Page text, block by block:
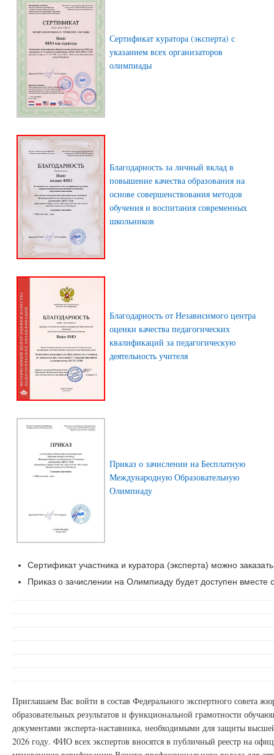
Сертификат куратора (эксперта) с
указанием всех организаторов
олимпиады
Благодарность за личный вклад в
повышение качества образования на
основе совершенствования методов
обучения и воспитания современных
школьников
Благодарность от Независимого центра
оценки качества педагогических
квалификаций за педагогическую
деятельность учителя
Приказ о зачислении на Бесплатную
Международную Образовательную
Олимпиаду
Сертификат участника и куратора (эксперта) можно
Приказ о зачислении на Олимпиаду будет доступен вместе
Приглашаем Вас войти в состав Федерального экспертного совета
образовательных результатов и функциональной грамотности
документами эксперта-наставника, необходимыми для защиты
2026 году. ФИО всех экспертов вносятся в публичный реестр на